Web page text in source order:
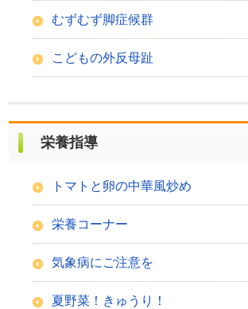
むずむず脚症候群
こどもの外反母趾
栄養指導
トマトと卵の中華風炒め
栄養コーナー
気象病にご注意を
夏野菜！きゅうり！